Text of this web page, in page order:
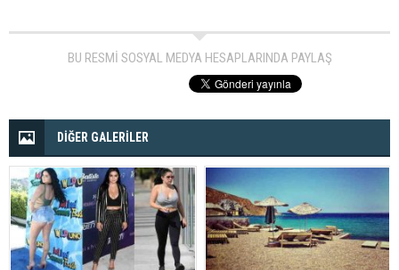
BU RESMİ SOSYAL MEDYA HESAPLARINDA PAYLAŞ
DİĞER GALERİLER